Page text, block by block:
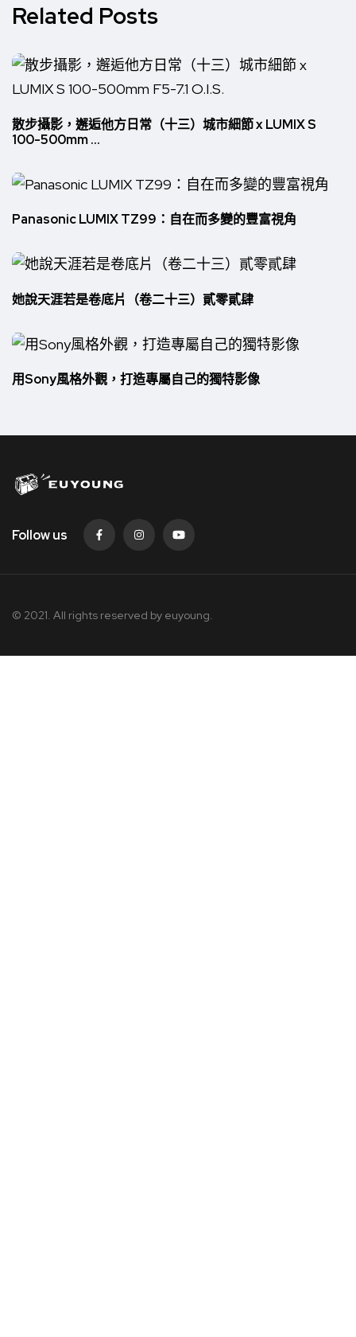
Related Posts
散步攝影，邂逅他方日常（十三）城市細節 x LUMIX S
100-500mm ...
Panasonic LUMIX TZ99：自在而多變的豐富視角
她說天涯若是卷底片（卷二十三）貳零貳肆
用Sony風格外觀，打造專屬自己的獨特影像
Follow us
© 2021. All rights reserved by euyoung.